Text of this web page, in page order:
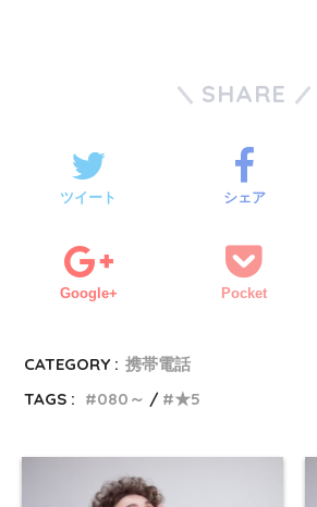
SHARE
ツイート シェア
Google+ Pocket
CATEGORY : 携帯電話
TAGS :
080～ ★5